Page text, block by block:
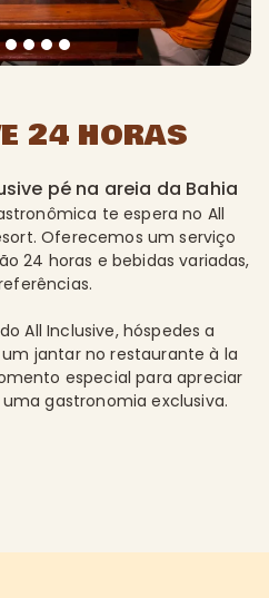
24 HORAS
pé na areia da Bahia
te espera no All
Oferecemos um serviço
24 horas e bebidas variadas,
All Inclusive, hóspedes a
jantar no restaurante à la
especial para apreciar
gastronomia exclusiva.